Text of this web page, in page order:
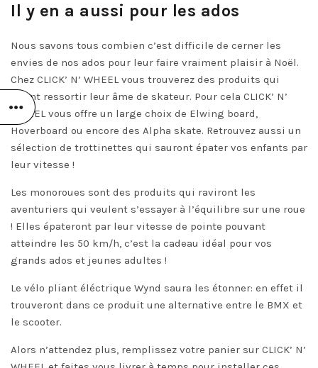
Il y en a aussi pour les ados
Nous savons tous combien c’est difficile de cerner les
envies de nos ados pour leur faire vraiment plaisir à Noël.
Chez CLICK’ N’ WHEEL vous trouverez des produits qui
feront ressortir leur âme de skateur. Pour cela CLICK’ N’
WHEEL vous offre un large choix de Elwing board,
Hoverboard ou encore des Alpha skate. Retrouvez aussi un
sélection de trottinettes qui sauront épater vos enfants par
leur vitesse !
Les monoroues sont des produits qui raviront les
aventuriers qui veulent s’essayer à l’équilibre sur une roue
! Elles épateront par leur vitesse de pointe pouvant
atteindre les 50 km/h, c’est la cadeau idéal pour vos
grands ados et jeunes adultes !
Le vélo pliant éléctrique Wynd saura les étonner: en effet il
trouveront dans ce produit une alternative entre le BMX et
le scooter.
Alors n’attendez plus, remplissez votre panier sur CLICK’ N’